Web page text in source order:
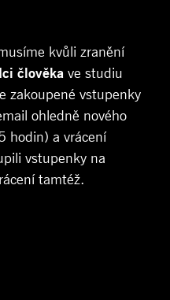
kvůli zranění
člověka ve studiu
zakoupené vstupenky
ohledně nového
hodin) a vrácení
vstupenky na
tamtéž.